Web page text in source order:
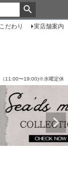
だわり 実店舗案内
（11:00〜19:00)※水曜定休